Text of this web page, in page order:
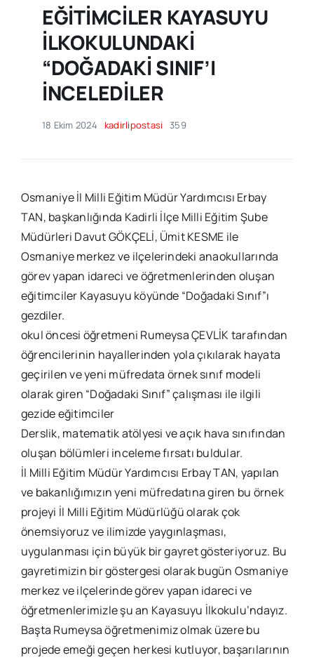
EĞİTİMCİLER KAYASUYU
İLKOKULUNDAKİ
“DOĞADAKİ SINIF’I
İNCELEDİLER
18 Ekim 2024 kadirlipostasi 359
Osmaniye İl Milli Eğitim Müdür Yardımcısı Erbay
TAN, başkanlığında Kadirli İlçe Milli Eğitim Şube
Müdürleri Davut GÖKÇELİ, Ümit KESME ile
Osmaniye merkez ve ilçelerindeki anaokullarında
görev yapan idareci ve öğretmenlerinden oluşan
eğitimciler Kayasuyu köyünde “Doğadaki Sınıf”ı
gezdiler.
okul öncesi öğretmeni Rumeysa ÇEVLİK tarafından
öğrencilerinin hayallerinden yola çıkılarak hayata
geçirilen ve yeni müfredata örnek sınıf modeli
olarak giren “Doğadaki Sınıf” çalışması ile ilgili
gezide eğitimciler
Derslik, matematik atölyesi ve açık hava sınıfından
oluşan bölümleri inceleme fırsatı buldular.
İl Milli Eğitim Müdür Yardımcısı Erbay TAN, yapılan
ve bakanlığımızın yeni müfredatına giren bu örnek
projeyi İl Milli Eğitim Müdürlüğü olarak çok
önemsiyoruz ve ilimizde yaygınlaşması,
uygulanması için büyük bir gayret gösteriyoruz. Bu
gayretimizin bir göstergesi olarak bugün Osmaniye
merkez ve ilçelerinde görev yapan idareci ve
öğretmenlerimizle şu an Kayasuyu İlkokulu’ndayız.
Başta Rumeysa öğretmenimiz olmak üzere bu
projede emeği geçen herkesi kutluyor, başarılarının